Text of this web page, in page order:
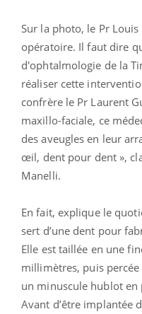
Sur la photo, le Pr
opératoire. Il faut dire
d'ophtalmologie de la
réaliser cette
confrère le Pr Laurent
maxillo-faciale, ce
des aveugles en leur
œil, dent pour dent »,
Manelli.
En fait, explique le
sert d’une dent pour
Elle est taillée en une
millimètres, puis
un minuscule hublot en
Avant d’être implantée